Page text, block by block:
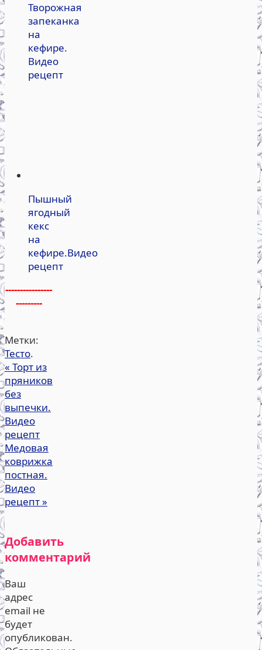
Творожная
запеканка
на
кефире.
Видео
рецепт
Пышный
ягодный
кекс
на
кефире.Видео
рецепт
----------------
---------
Метки:
Тесто.
« Торт из
пряников
без
выпечки.
Видео
рецепт
Медовая
коврижка
постная.
Видео
рецепт»
Добавить
комментарий
Ваш
адрес
email не
будет
опубликован.